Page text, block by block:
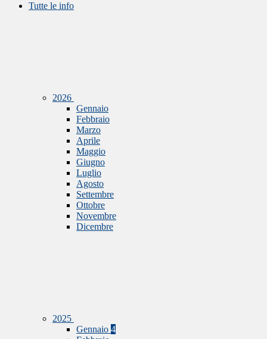
Tutte le info
2026
Gennaio
Febbraio
Marzo
Aprile
Maggio
Giugno
Luglio
Agosto
Settembre
Ottobre
Novembre
Dicembre
2025
Gennaio 4